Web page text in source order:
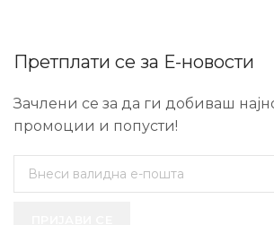
Претплати се за Е-новости
Зачлени се за да ги добиваш
промоции и попусти!